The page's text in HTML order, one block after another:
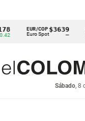
EUR/COP
Euro Spot
$3639
— Tasa
Sábado, 8